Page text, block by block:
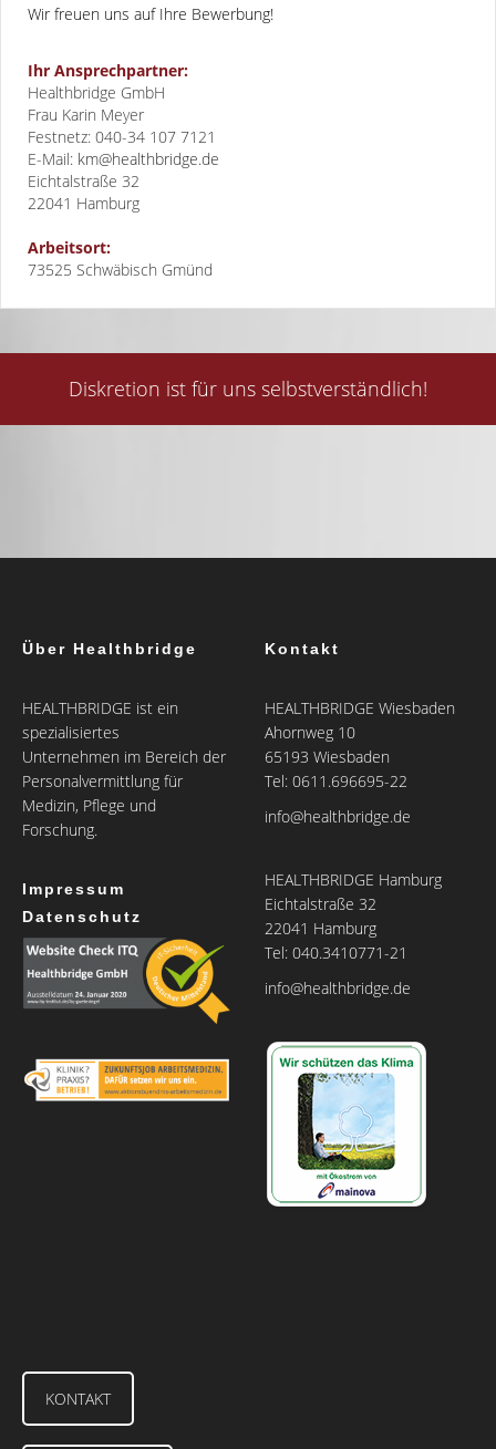
Wir freuen uns auf Ihre Bewerbung!
Ihr Ansprechpartner:
Healthbridge GmbH
Frau Karin Meyer
Festnetz: 040-34 107 7121
E-Mail: km@healthbridge.de
Eichtalstraße 32
22041 Hamburg
Arbeitsort:
73525 Schwäbisch Gmünd
Diskretion ist für uns selbstverständlich!
Über Healthbridge
HEALTHBRIDGE ist ein
spezialisiertes
Unternehmen im Bereich der
Personalvermittlung für
Medizin, Pflege und
Forschung.
Impressum
Datenschutz
Kontakt
HEALTHBRIDGE Wiesbaden
Ahornweg 10
65193 Wiesbaden
Tel: 0611.696695-22
info@healthbridge.de
HEALTHBRIDGE Hamburg
Eichtalstraße 32
22041 Hamburg
Tel: 040.3410771-21
info@healthbridge.de
KONTAKT